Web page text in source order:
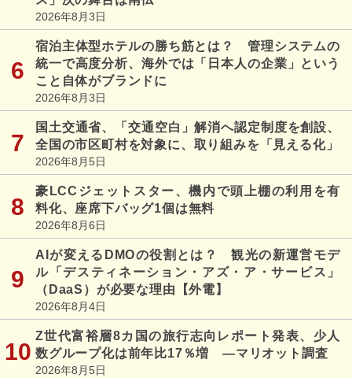
2026年8月3日
宿泊主体型ホテルの勝ち筋とは？ 管理システムの
統一で高度分析、海外では「日本人の企業」という
こと自体がブランドに
2026年8月3日
国土交通省、「交通空白」解消へ認定制度を創設、
全国の市区町村を対象に、取り組みを「見える化」
2026年8月5日
豪LCCジェットスター、機内で頭上棚の利用を有
料化、座席下バッグ1個は無料
2026年8月6日
AIが変えるDMOの役割とは？ 観光の新運営モデ
ル「デスティネーション・アズ・ア・サービス」
（DaaS）が必要な理由【外電】
2026年8月4日
Z世代富裕層8カ国の旅行志向レポート発表、少人
数グループ化は前年比17％増 ―マリオット調査
2026年8月5日